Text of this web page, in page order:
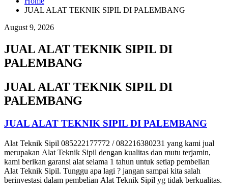
JUAL ALAT TEKNIK SIPIL DI PALEMBANG
August 9, 2026
JUAL ALAT TEKNIK SIPIL DI
PALEMBANG
JUAL ALAT TEKNIK SIPIL DI
PALEMBANG
JUAL ALAT TEKNIK SIPIL DI PALEMBANG
Alat Teknik Sipil 085222177772 / 082216380231 yang kami jual
merupakan Alat Teknik Sipil dengan kualitas dan mutu terjamin,
kami berikan garansi alat selama 1 tahun untuk setiap pembelian
Alat Teknik Sipil. Tunggu apa lagi ? jangan sampai kita salah
berinvestasi dalam pembelian Alat Teknik Sipil yg tidak berkualitas.